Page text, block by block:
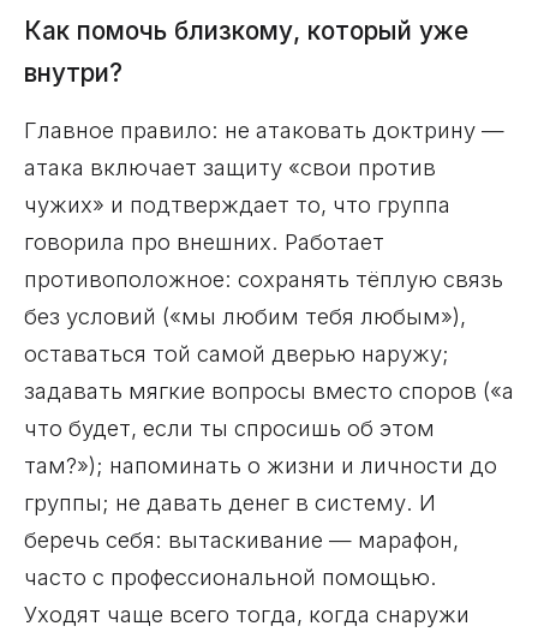
Как помочь близкому, который уже
внутри?
Главное правило: не атаковать доктрину —
атака включает защиту «свои против
чужих» и подтверждает то, что группа
говорила про внешних. Работает
противоположное: сохранять тёплую связь
без условий («мы любим тебя любым»),
оставаться той самой дверью наружу;
задавать мягкие вопросы вместо споров («а
что будет, если ты спросишь об этом
там?»); напоминать о жизни и личности до
группы; не давать денег в систему. И
беречь себя: вытаскивание — марафон,
часто с профессиональной помощью.
Уходят чаще всего тогда, когда снаружи